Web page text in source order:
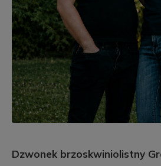
Dzwonek brzoskwiniolistny